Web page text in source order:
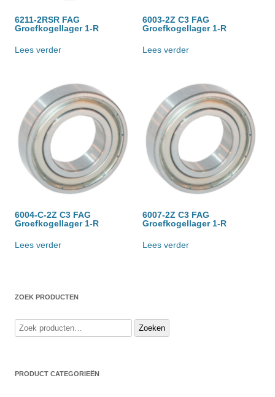
6211-2RSR FAG
Groefkogellager 1-R
Lees verder
6003-2Z C3 FAG
Groefkogellager 1-R
Lees verder
6004-C-2Z C3 FAG
Groefkogellager 1-R
Lees verder
6007-2Z C3 FAG
Groefkogellager 1-R
Lees verder
ZOEK PRODUCTEN
Zoeken
naar:
Zoeken
PRODUCT CATEGORIEËN